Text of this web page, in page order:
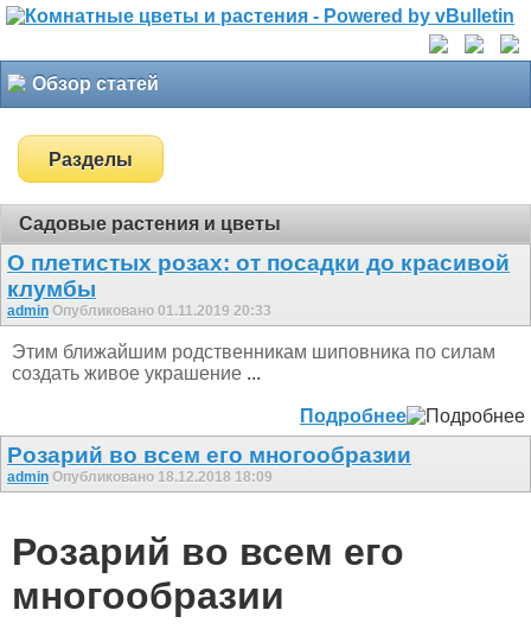
Обзор статей
Разделы
Садовые растения и цветы
О плетистых розах: от посадки до красивой
клумбы
admin Опубликовано 01.11.2019 20:33
Этим ближайшим родственникам шиповника по силам
создать живое украшение ...
Подробнее
Розарий во всем его многообразии
admin Опубликовано 18.12.2018 18:09
Розарий во всем его
многообразии